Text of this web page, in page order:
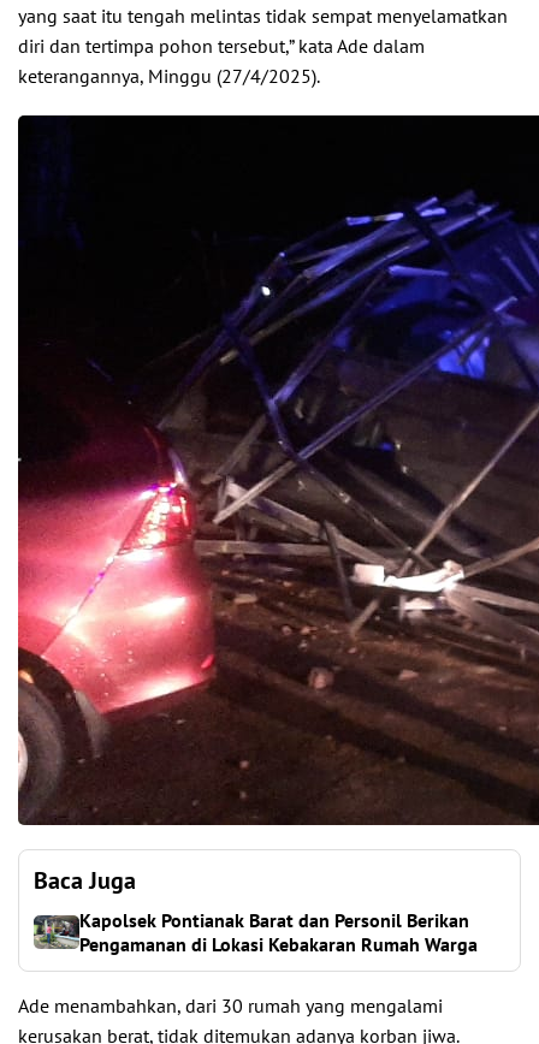
yang saat itu tengah melintas tidak sempat menyelamatkan
diri dan tertimpa pohon tersebut,” kata Ade dalam
keterangannya, Minggu (27/4/2025).
Baca Juga
Kapolsek Pontianak Barat dan Personil Berikan
Pengamanan di Lokasi Kebakaran Rumah Warga
Ade menambahkan, dari 30 rumah yang mengalami
kerusakan berat, tidak ditemukan adanya korban jiwa.